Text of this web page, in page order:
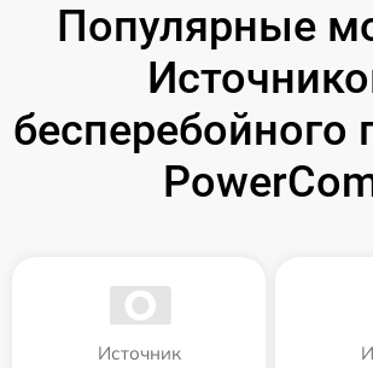
Популярные
бесперебойного
Источник